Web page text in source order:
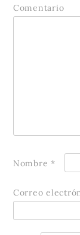
Comentario
Nombre*
Correo